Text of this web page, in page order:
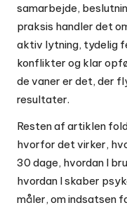
samarbejde,
praksis handler det
aktiv lytning, tydelig
konflikter og klar
de vaner er det, der
resultater.
Resten af artiklen
hvorfor det virker,
30 dage, hvordan I
hvordan I skaber
måler, om indsatsen